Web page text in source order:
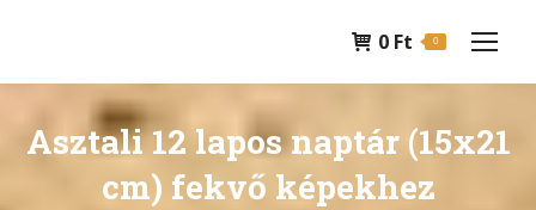
0 Ft 0
Asztali 12 lapos naptár (15x21
cm) fekvő képekhez